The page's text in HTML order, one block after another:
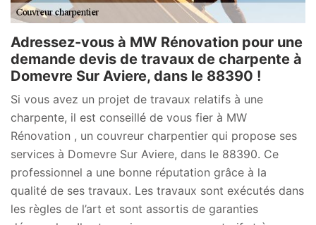
Adressez-vous à MW Rénovation pour une
demande devis de travaux de charpente à
Domevre Sur Aviere, dans le 88390 !
Si vous avez un projet de travaux relatifs à une
charpente, il est conseillé de vous fier à MW
Rénovation , un couvreur charpentier qui propose ses
services à Domevre Sur Aviere, dans le 88390. Ce
professionnel a une bonne réputation grâce à la
qualité de ses travaux. Les travaux sont exécutés dans
les règles de l’art et sont assortis de garanties